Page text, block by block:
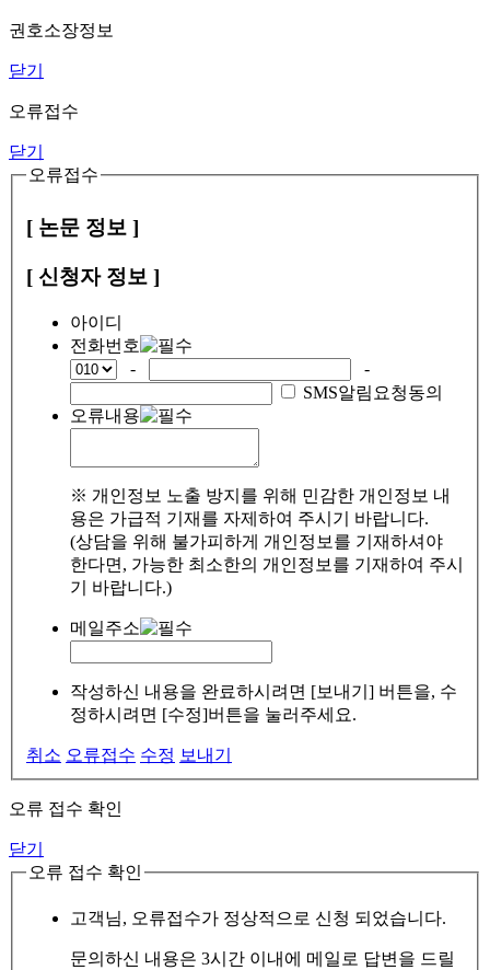
권호소장정보
닫기
오류접수
닫기
오류접수
[ 논문 정보 ]
[ 신청자 정보 ]
아이디
전화번호
-
-
SMS알림요청동의
오류내용
※ 개인정보 노출 방지를 위해 민감한 개인정보 내
용은 가급적 기재를 자제하여 주시기 바랍니다.
(상담을 위해 불가피하게 개인정보를 기재하셔야
한다면, 가능한 최소한의 개인정보를 기재하여 주시
기 바랍니다.)
메일주소
작성하신 내용을 완료하시려면 [보내기] 버튼을, 수
정하시려면 [수정]버튼을 눌러주세요.
취소 오류접수 수정 보내기
오류 접수 확인
닫기
오류 접수 확인
고객님, 오류접수가 정상적으로 신청 되었습니다.
문의하신 내용은 3시간 이내에 메일로 답변을 드릴